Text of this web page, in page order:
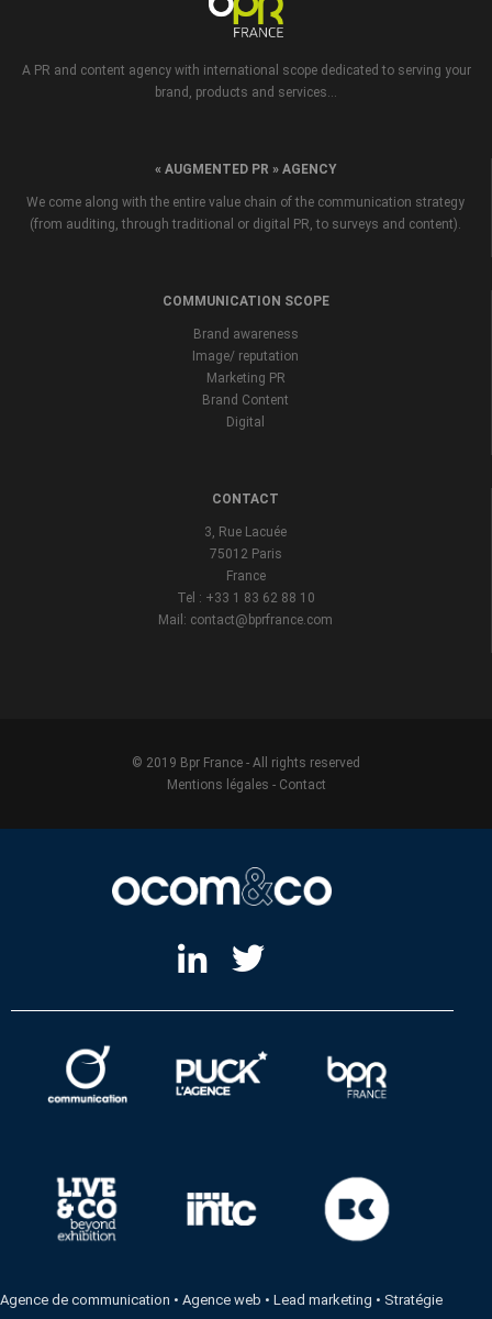
A PR and content agency with international scope dedicated to serving your
brand, products and services...
« AUGMENTED PR » AGENCY
We come along with the entire value chain of the communication strategy
(from auditing, through traditional or digital PR, to surveys and content).
COMMUNICATION SCOPE
Brand awareness
Image/ reputation
Marketing PR
Brand Content
Digital
CONTACT
3, Rue Lacuée
75012 Paris
France
Tel : +33 1 83 62 88 10
Mail: contact@bprfrance.com
© 2019 Bpr France - All rights reserved
Mentions légales - Contact
Agence de communication •Agence web •Lead marketing • Stratégie